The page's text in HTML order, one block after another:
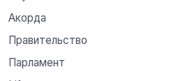
Акорда
Правительство
Парламент